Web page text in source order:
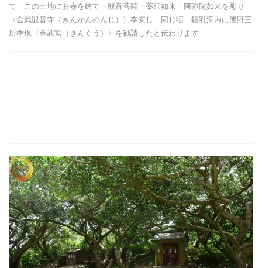
て この土地にお寺を建て・観音菩薩・薬師如来・阿弥陀如来を彫り
〈金武観音寺（きんかんのんじ）〉奉安し 同じ頃 鍾乳洞内に熊野三
所権現〈金武宮（きんぐう）〉を勧請したと伝わります